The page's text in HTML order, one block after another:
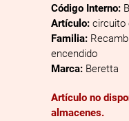
Código Interno:
Artículo: circuito
Familia:
encendido
Marca: Beretta
Artículo no
almacenes.